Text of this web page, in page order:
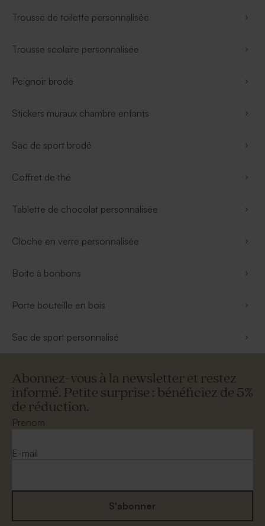
Trousse de toilette personnalisée
Trousse scolaire personnalisée
Peignoir brodé
Stickers muraux chambre enfants
Sac de sport brodé
Coffret de thé
Tablette de chocolat personnalisée
Cloche en verre personnalisée
Boite à bonbons
Porte bouteille en bois
Sac de sport personnalisé
Abonnez-vous à la newsletter et restez
informé. Petite surprise : bénéficiez de 5%
de réduction.
Prénom
E-mail
S'abonner